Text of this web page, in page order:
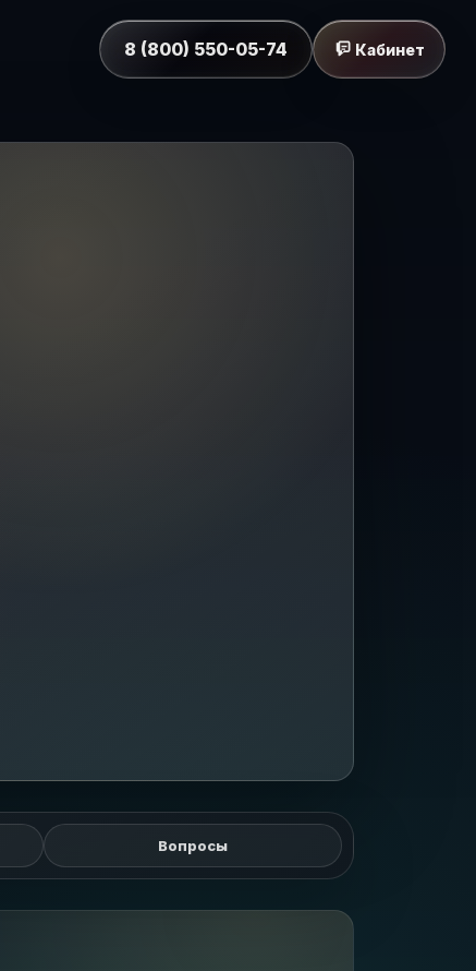
8 (800) 550-05-74 Кабинет
Вопросы